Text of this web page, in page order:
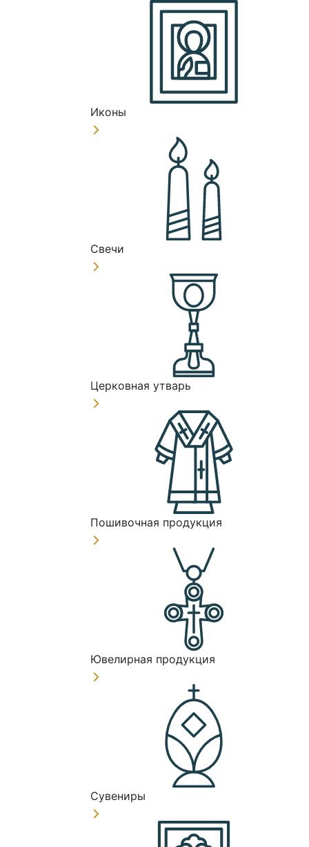
Иконы
Свечи
Церковная утварь
Пошивочная продукция
Ювелирная продукция
Сувениры